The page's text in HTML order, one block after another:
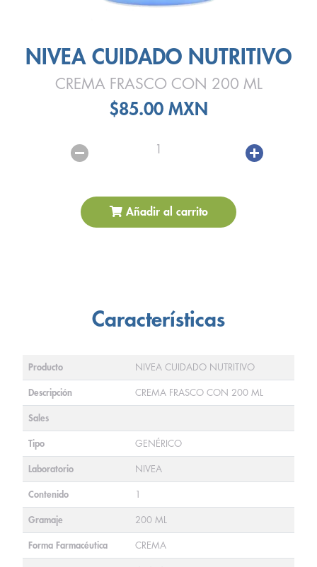
NIVEA CUIDADO NUTRITIVO
CREMA FRASCO CON 200 ML
$85.00 MXN
1
Añadir al carrito
Características
Producto NIVEA CUIDADO NUTRITIVO
Descripción CREMA FRASCO CON 200 ML
Sales
Tipo GENÉRICO
Laboratorio NIVEA
Contenido 1
Gramaje 200 ML
Forma Farmacéutica CREMA